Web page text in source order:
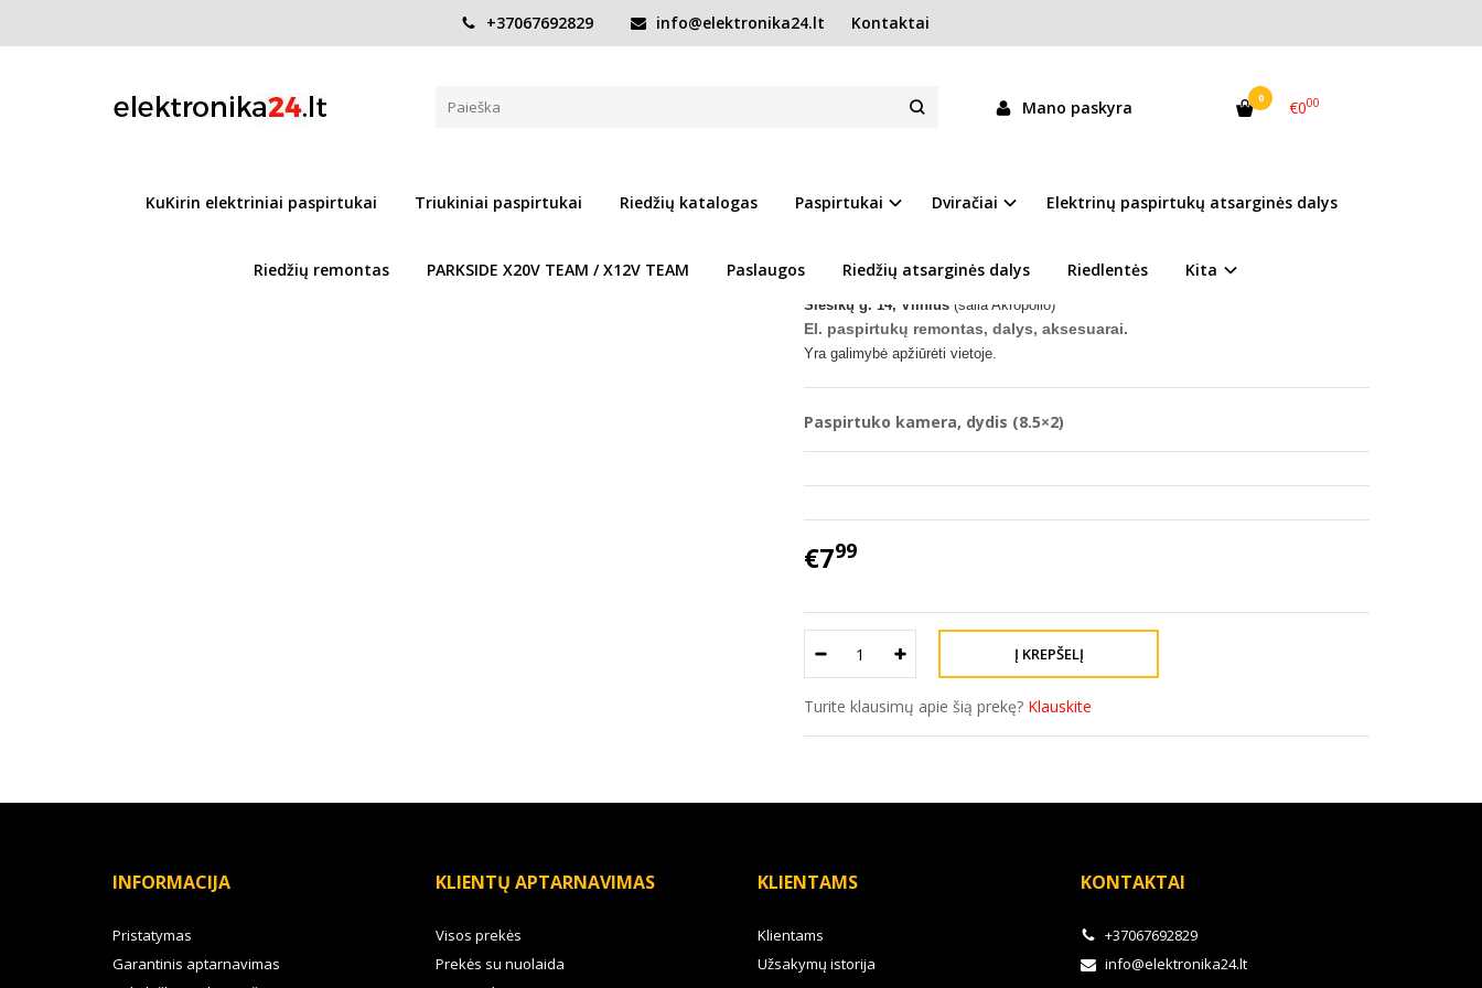
+37067692829 info@elektronika24.lt Kontaktai
Mano paskyra 0 €000
KuKirin elektriniai paspirtukai Triukiniai paspirtukai Riedžių katalogas Paspirtukai Dviračiai Elektrinų paspirtukų atsarginės dalys
Riedžių remontas PARKSIDE X20V TEAM / X12V TEAM Paslaugos Riedžių atsarginės dalys Riedlentės Kita
Pagrindinis Elektrinų paspirtukų atsarginės dalys Xiaomi paspirtuko kamera 8.5×2
XIAOMI PASPIRTUKO KAMERA 8.5×2
Turimas kiekis:
Prekė sandėlyje
www.elektronika24.lt
Siesikų g. 14, Vilnius (šalia Akropolio)
El. paspirtukų remontas, dalys, aksesuarai.
Yra galimybė apžiūrėti vietoje.
Paspirtuko kamera, dydis (8.5×2)
€799
Turite klausimų apie šią prekę? Klauskite
INFORMACIJA
Pristatymas
Garantinis aptarnavimas
KLIENTŲ APTARNAVIMAS
Visos prekės
Prekės su nuolaida
KLIENTAMS
Klientams
Užsakymų istorija
KONTAKTAI
+37067692829
info@elektronika24.lt